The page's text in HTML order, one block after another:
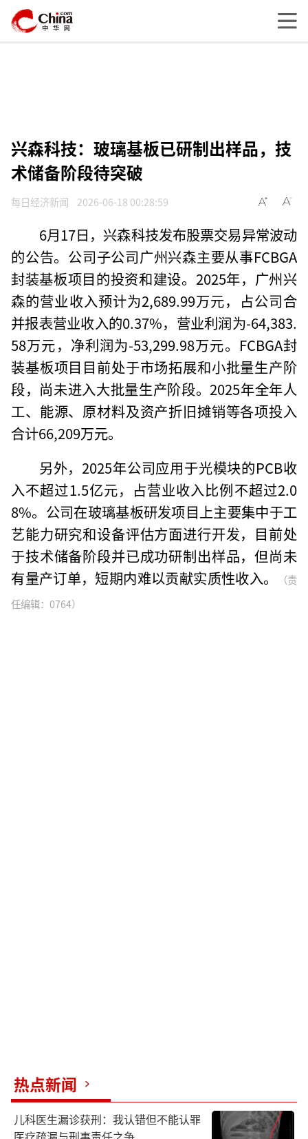
兴森科技：玻璃基板已研制出样品，技
术储备阶段待突破
每日经济新闻 2026-06-18 00:28:59
6月17日，兴森科技发布股票交易异常波动
的公告。公司子公司广州兴森主要从事FCBGA
封装基板项目的投资和建设。2025年，广州兴
森的营业收入预计为2,689.99万元，占公司合
并报表营业收入的0.37%，营业利润为-64,383.
58万元，净利润为-53,299.98万元。FCBGA封
装基板项目目前处于市场拓展和小批量生产阶
段，尚未进入大批量生产阶段。2025年全年人
工、能源、原材料及资产折旧摊销等各项投入
合计66,209万元。
另外，2025年公司应用于光模块的PCB收
入不超过1.5亿元，占营业收入比例不超过2.0
8%。公司在玻璃基板研发项目上主要集中于工
艺能力研究和设备评估方面进行开发，目前处
于技术储备阶段并已成功研制出样品，但尚未
有量产订单，短期内难以贡献实质性收入。
（责
任编辑：0764）
热点新闻
儿科医生漏诊获刑：我认错但不能认罪